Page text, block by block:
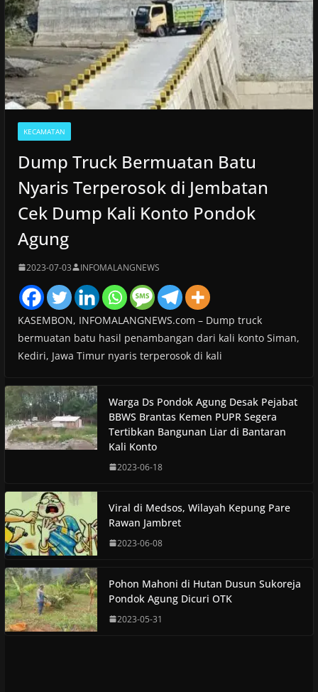
KECAMATAN
Dump Truck Bermuatan Batu
Nyaris Terperosok di Jembatan
Cek Dump Kali Konto Pondok
Agung
2023-07-03 INFOMALANGNEWS
KASEMBON, INFOMALANGNEWS.com – Dump truck
bermuatan batu hasil penambangan dari kali konto Siman,
Kediri, Jawa Timur nyaris terperosok di kali
Warga Ds Pondok Agung Desak Pejabat
BBWS Brantas Kemen PUPR Segera
Tertibkan Bangunan Liar di Bantaran
Kali Konto
2023-06-18
Viral di Medsos, Wilayah Kepung Pare
Rawan Jambret
2023-06-08
Pohon Mahoni di Hutan Dusun Sukoreja
Pondok Agung Dicuri OTK
2023-05-31